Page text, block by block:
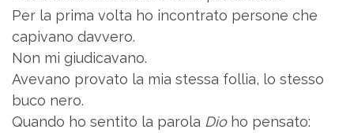
Per la prima volta ho incontrato persone che
capivano davvero.
Non mi giudicavano.
Avevano provato la mia stessa follia, lo stesso
buco nero.
Quando ho sentito la parola Dio ho pensato: